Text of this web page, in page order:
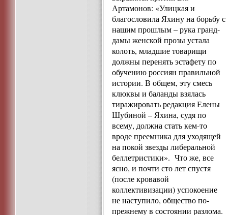
Артамонов: «Улицкая и
благословила Яхину на борьбу с
нашим прошлым – рука гранд-
дамы женской прозы устала
колоть, младшие товарищи
должны перенять эстафету по
обучению россиян правильной
истории. В общем, эту смесь
клюквы и баланды взялась
тиражировать редакция Елены
Шубиной – Яхина, судя по
всему, должна стать кем-то
вроде преемника для уходящей
на покой звезды либеральной
беллетристики». Что же, все
ясно, и почти сто лет спустя
(после кровавой
коллективизации) успокоение
не наступило, общество по-
прежнему в состоянии разлома.